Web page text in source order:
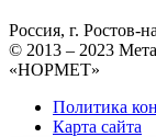
Россия, г. Ростов-
© 2013 – 2023
«НОРМЕТ»
Политика
Карта сайта